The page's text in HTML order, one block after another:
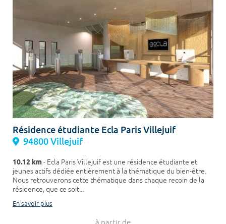
Résidence étudiante Ecla Paris Villejuif
94800 Villejuif
10.12 km- Ecla Paris Villejuif est une résidence étudiante et
jeunes actifs dédiée entièrement à la thématique du bien-être.
Nous retrouverons cette thématique dans chaque recoin de la
résidence, que ce soit...
En savoir plus